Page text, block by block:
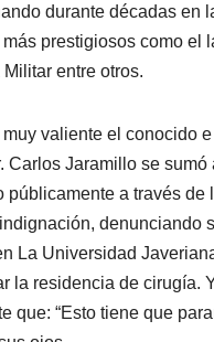
durante décadas en
prestigiosos como el
entre otros.
valiente el conocido
Carlos Jaramillo se sumó
públicamente a través de
denunciando
La Universidad
la residencia de cirugía.
que: “Esto tiene que